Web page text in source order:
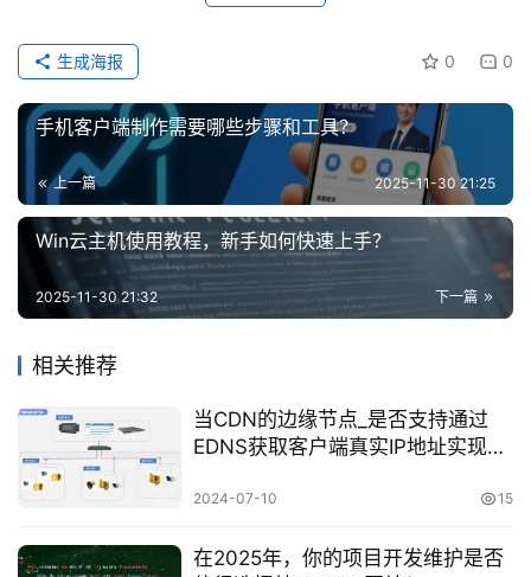
0 0
生成海报
手机客户端制作需要哪些步骤和工具？
上一篇 2025-11-30 21:25
Win云主机使用教程，新手如何快速上手？
下一篇
2025-11-30 21:32
相关推荐
当CDN的边缘节点_是否支持通过
EDNS获取客户端真实IP地址实现精
2024-07-10 15
在2025年，你的项目开发维护是否